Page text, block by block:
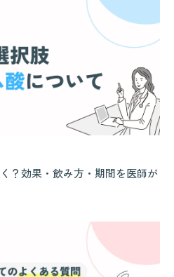
？効果・飲み方・期間を医師が